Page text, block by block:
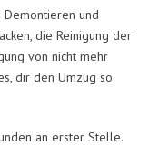
und
die Reinigung der
von nicht mehr
dir den Umzug so
an erster Stelle.